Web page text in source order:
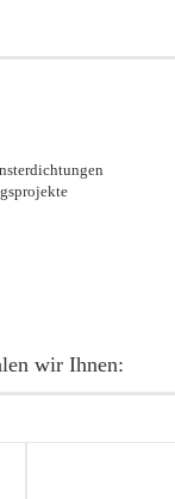
wir Ihnen: